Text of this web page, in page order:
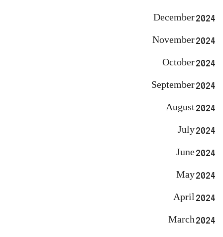
December 2024
November 2024
October 2024
September 2024
August 2024
July 2024
June 2024
May 2024
April 2024
March 2024